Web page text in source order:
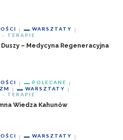
WARSZTATY
- TERAPIE
– Medycyna Regeneracyjna
POLECANE
WARSZTATY
- TERAPIE
Wiedza Kahunów
WARSZTATY